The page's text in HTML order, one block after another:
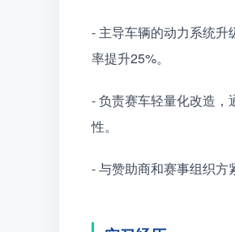
- 主导车辆的动力系统
率提升25%。
- 负责赛车轻量化改造
性。
- 与赞助商和赛事组织方